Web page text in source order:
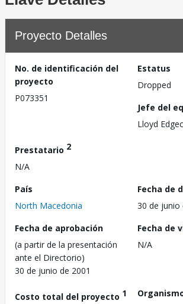
Proyecto Detalles
No. de identificación del
proyecto
P073351
Estatus
Dropped
Jefe del
Lloyd
Prestatario 2
N/A
País
North Macedonia
Fecha de
30 de junio
Fecha de aprobación
(a partir de la presentación
ante el Directorio)
30 de junio de 2001
Fecha de
N/A
Costo total del proyecto 1